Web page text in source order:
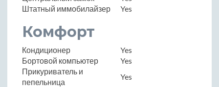
Штатный иммобилайзер
Yes
Комфорт
Кондиционер
Yes
Бортовой компьютер
Yes
Прикуриватель и
пепельница
Yes